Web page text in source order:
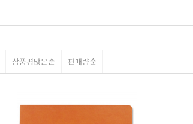
상품평많은순 판매량순